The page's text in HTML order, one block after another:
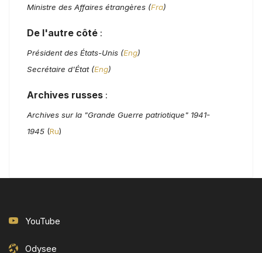
Ministre des Affaires étrangères (Fra)
De l'autre côté :
Président des États-Unis (Eng)
Secrétaire d'État (Eng)
Archives russes :
Archives sur la "Grande Guerre patriotique" 1941-
1945 (Ru)
YouTube
Odysee